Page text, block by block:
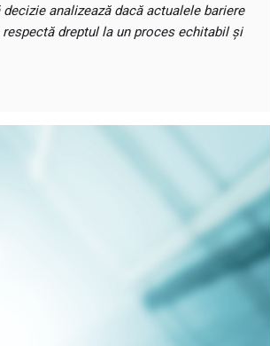
analizează dacă actualele bariere
dreptul la un proces echitabil și